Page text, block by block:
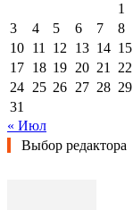
1
3
4 5 6 7 8
10 11 12 13 14 15
17 18 19 20 21 22
24 25 26 27 28 29
31
« Июл
Выбор редактора